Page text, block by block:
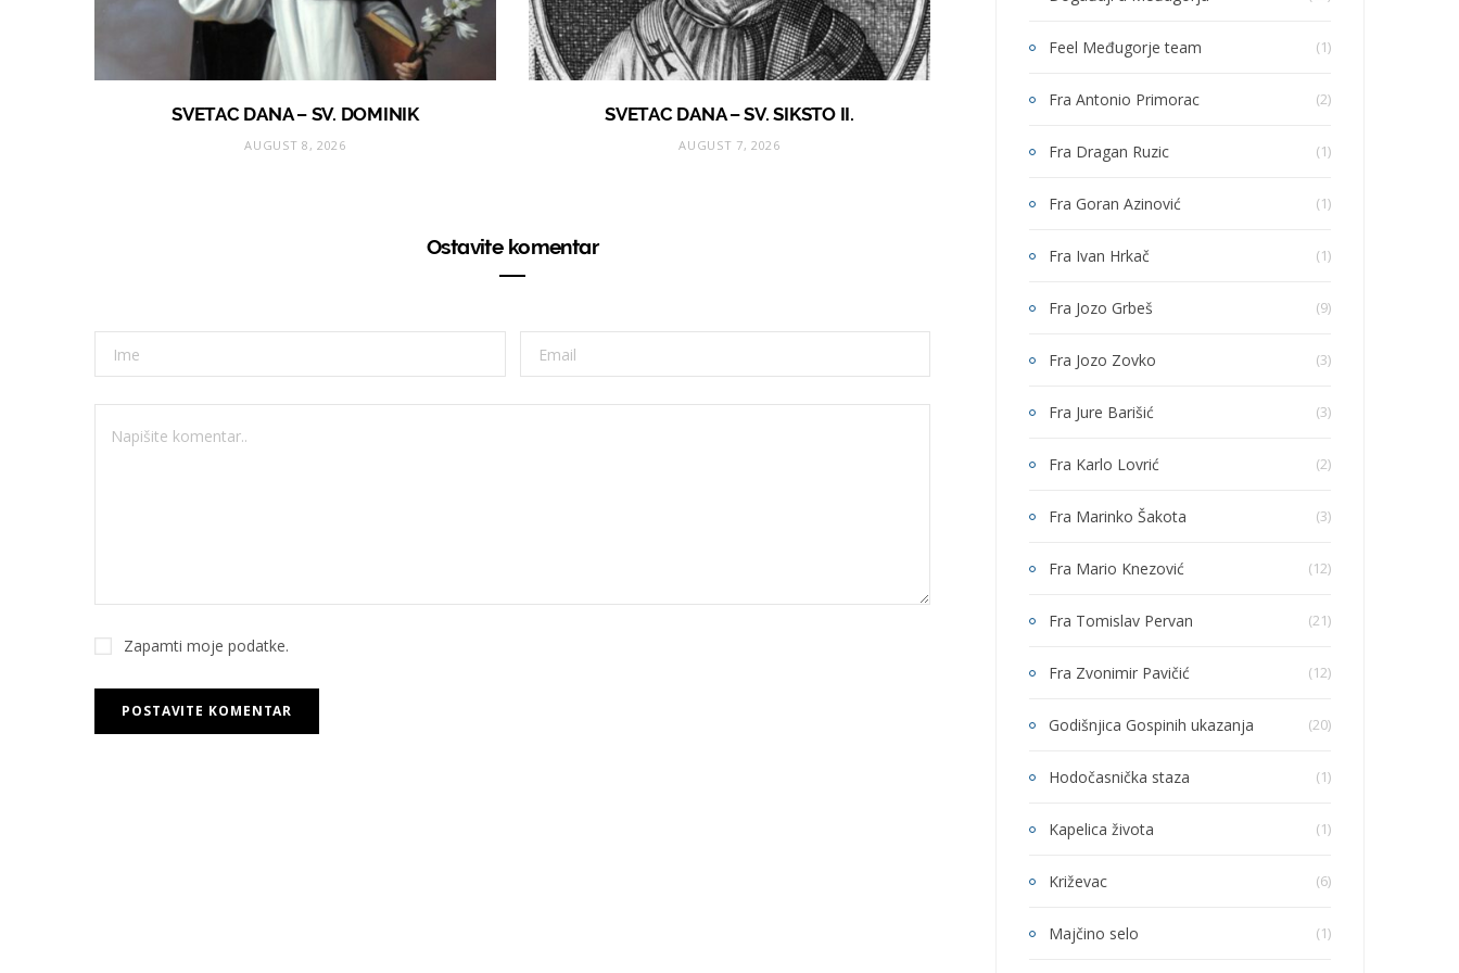
SVETAC DANA – SV. DOMINIK
AUGUST 8, 2026
SVETAC DANA – SV. SIKSTO II.
AUGUST 7, 2026
Ostavite komentar
Zapamti moje podatke.
Feel Međugorje team (1)
Fra Antonio Primorac (2)
Fra Dragan Ruzic (1)
Fra Goran Azinović (1)
Fra Ivan Hrkač (1)
Fra Jozo Grbeš (9)
Fra Jozo Zovko (3)
Fra Jure Barišić (3)
Fra Karlo Lovrić (2)
Fra Marinko Šakota (3)
Fra Mario Knezović (12)
Fra Tomislav Pervan (21)
Fra Zvonimir Pavičić (12)
Godišnjica Gospinih ukazanja (20)
Hodočasnička staza (1)
Kapelica života (1)
Križevac (6)
Majčino selo (1)